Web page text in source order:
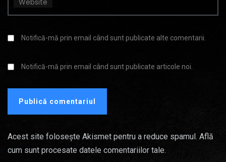
Website
Notifică-mă prin email când sunt publicate alte comentarii.
Notifică-mă prin email când sunt publicate articole noi.
Acest site folosește Akismet pentru a reduce spamul. Află
cum sunt procesate datele comentariilor tale.